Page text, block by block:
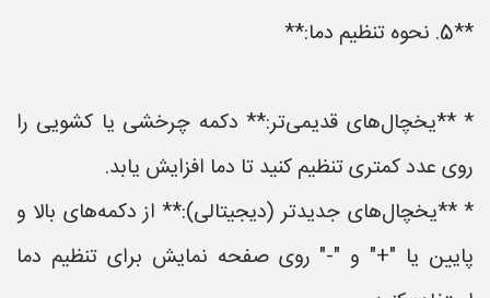
**5. نحوه تنظیم دما:**
* **یخچال‌های قدیمی‌تر:** دکمه چرخشی یا کشویی را
روی عدد کمتری تنظیم کنید تا دما افزایش یابد.
* **یخچال‌های جدیدتر (دیجیتالی):** از دکمه‌های بالا و
پایین یا "+" و "-" روی صفحه نمایش برای تنظیم دما